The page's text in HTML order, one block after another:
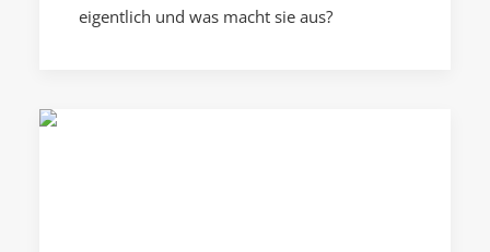
eigentlich und was macht sie aus?